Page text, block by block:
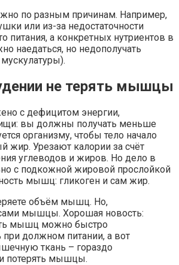
по разным причинам. Например,
или из-за недостаточности
питания, а конкретных нутриентов в
наедаться, но недополучать
не терять мышцы
с дефицитом энергии,
вы должны получать меньше
организму, чтобы тело начало
жир. Урезают калории за счёт
углеводов и жиров. Но дело в
с подкожной жировой прослойкой
мышц: гликоген и сам жир.
объём мышц. Но,
мышцы. Хорошая новость:
мышц можно быстро
при должном питании, а вот
ткань – гораздо
потерять мышцы.